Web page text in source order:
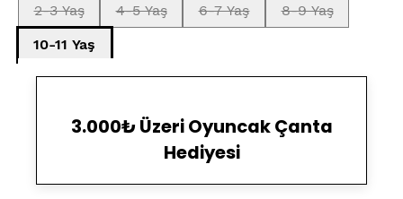
2-3 Yaş 4-5 Yaş 6-7 Yaş
8-9 Yaş
10-11 Yaş
3.000₺ Üzeri Oyuncak Çanta
Hediyesi